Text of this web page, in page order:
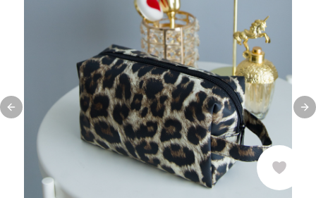
Previous slide